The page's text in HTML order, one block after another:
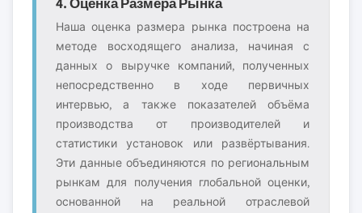
Наша оценка размера рынка построена на
методе восходящего анализа, начиная с
данных о выручке компаний, полученных
непосредственно в ходе первичных
интервью, а также показателей объёма
производства от производителей и
статистики установок или развёртывания.
Эти данные объединяются по региональным
рынкам для получения глобальной оценки,
основанной на реальной отраслевой